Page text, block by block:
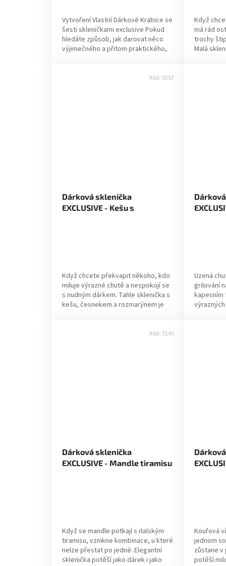
Vytvoření Vlastní Dárkové Krabice se
šesti skleničkami exclusive Pokud
hledáte způsob, jak darovat něco
výjimečného a přitom praktického,
Když
má rád
trochy
Malá
Dárková sklenička
EXCLUSIVE - Kešu s
Když chcete překvapit někoho, kdo
miluje výrazné chutě a nespokojí se
s nudným dárkem. Tahle sklenička s
kešu, česnekem a rozmarýnem je
Kód: 5357
Uzená
grilování
kapesním
Dárková sklenička
EXCLUSIVE - Mandle tiramisu
Když se mandle potkají s italským
tiramisu, vznikne kombinace, u které
nelze přestat po jedné. Elegantní
sklenička potěší jako dárek i jako
Kód: 5145
Kouřová
jednom
zůstane v
potěší